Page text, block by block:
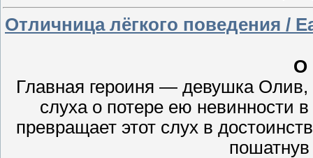
Отличница лёгкого поведения /
О
Главная героиня — девушка Олив,
слуха о потере ею невинности
превращает этот слух в